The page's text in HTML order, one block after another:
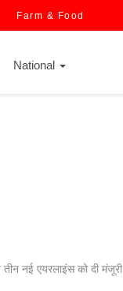
Farm & Food
National
नई एयरलाइंस को दी मंजूरी